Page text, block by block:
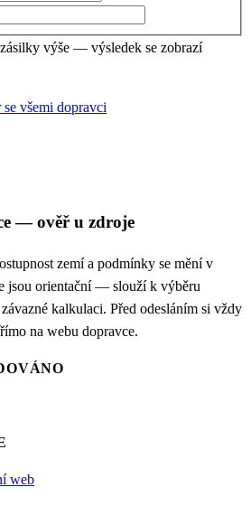
výše — výsledek se zobrazí
všemi dopravci
— ověř u zdroje
zemí a podmínky se mění v
jsou orientační — slouží k výběru
kalkulaci. Před odesláním si vždy
na webu dopravce.
web